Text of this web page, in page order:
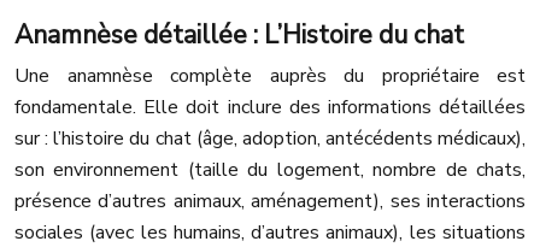
Anamnèse détaillée : L’Histoire du chat
Une anamnèse complète auprès du propriétaire est
fondamentale. Elle doit inclure des informations détaillées
sur : l’histoire du chat (âge, adoption, antécédents médicaux),
son environnement (taille du logement, nombre de chats,
présence d’autres animaux, aménagement), ses interactions
sociales (avec les humains, d’autres animaux), les situations